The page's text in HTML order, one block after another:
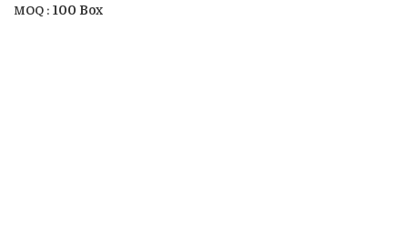
MOQ : 100 Box